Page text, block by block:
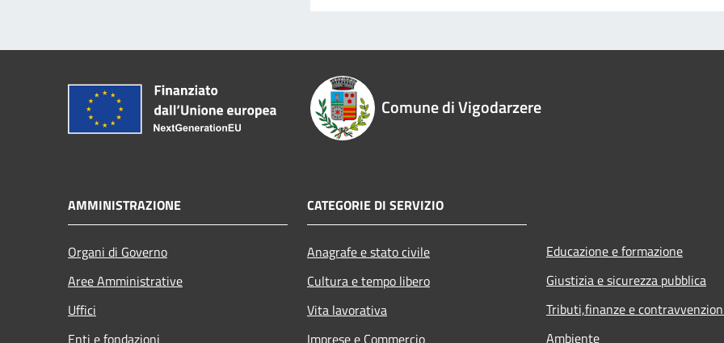
Comune di Vigodarzere
AMMINISTRAZIONE
Organi di Governo
Aree Amministrative
Uffici
Enti e fondazioni
CATEGORIE DI SERVIZIO
Anagrafe e stato civile
Cultura e tempo libero
Vita lavorativa
Imprese e Commercio
Educazione e formazione
Giustizia e sicurezza pubblica
Tributi,finanze e
Ambiente